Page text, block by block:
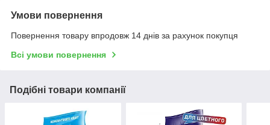
Умови повернення
Повернення товару впродовж 14 днів за рахунок покупця
Всі умови повернення
Подібні товари компанії